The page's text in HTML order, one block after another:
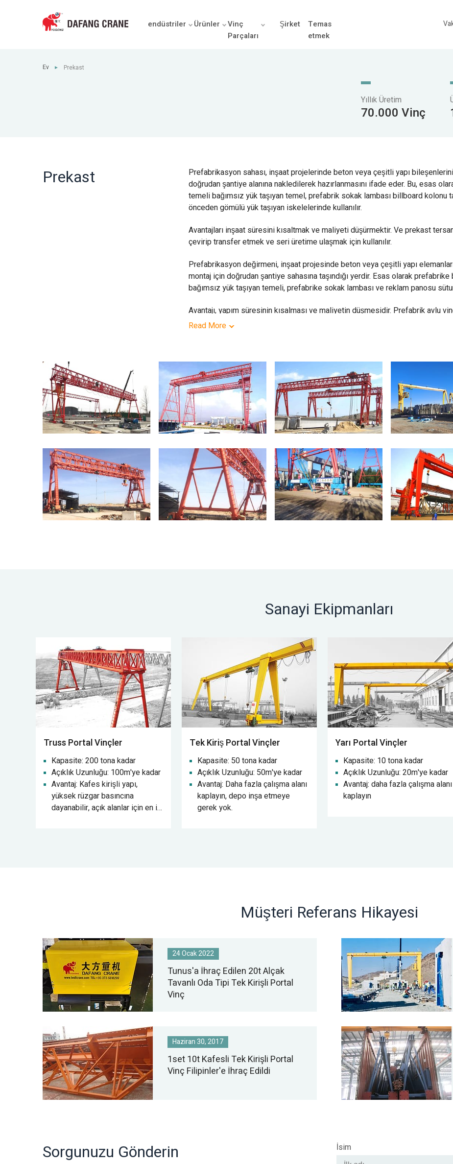
endüstriler Ürünler
Vinç
Parçaları
Şirket
Temas
etmek
Ev ► Prekast
Yıllık Üretim
70.000 Vinç
Prekast
Prefabrikasyon sahası, inşaat projelerinde beton veya çeşitli yapı
doğrudan şantiye alanına nakledilerek hazırlanmasını ifade eder. Bu, esas
temeli bağımsız yük taşıyan temel, prefabrik sokak lambası billboard kolonu
önceden gömülü yük taşıyan iskelelerinde kullanılır.
Avantajları inşaat süresini kısaltmak ve maliyeti düşürmektir. Ve prekast
çevirip transfer etmek ve seri üretime ulaşmak için kullanılır.
Prefabrikasyon değirmeni, inşaat projesinde beton veya çeşitli yapı
montaj için doğrudan şantiye sahasına taşındığı yerdir. Esas olarak
bağımsız yük taşıyan temeli, prefabrike sokak lambası ve reklam panosu
Avantajı, yapım süresinin kısalması ve maliyetin düşmesidir. Prefabrik avlu
üretimi çok daha kolay gerçekleştirmek için kullanılır.
Read More
Sanayi Ekipmanları
Truss Portal Vinçler
Kapasite: 200 tona kadar
Açıklık Uzunluğu: 100m'ye kadar
Avantaj: Kafes kirişli yapı,
yüksek rüzgar basıncına
dayanabilir, açık alanlar için en iyi
Tek Kiriş Portal Vinçler
Kapasite: 50 tona kadar
Açıklık Uzunluğu: 50m'ye kadar
Avantaj: Daha fazla çalışma alanı
kaplayın, depo inşa etmeye
gerek yok.
Yarı Portal Vinçler
Kapasite: 10 tona kadar
Açıklık Uzunluğu: 20m'ye kadar
Avantaj: daha fazla çalışma alanı
kaplayın
Müşteri Referans Hikayesi
24 Ocak 2022
Tunus'a İhraç Edilen 20t Alçak
Tavanlı Oda Tipi Tek Kirişli Portal
Vinç
Haziran 30, 2017
1set 10t Kafesli Tek Kirişli Portal
Vinç Filipinler'e İhraç Edildi
Sorgunuzu Gönderin İsim